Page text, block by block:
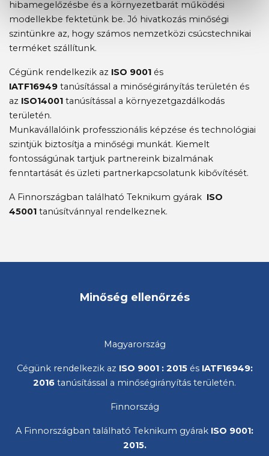
hibamegelőzésbe és a környezetbarát működési
modellekbe fektetünk be. Jó hivatkozás minőségi
szintünkre az, hogy számos nemzetközi csúcstechnikai
terméket szállítunk.
Cégünk rendelkezik az ISO 9001 és
IATF16949 tanúsítással a minőségirányítás területén és
az ISO14001 tanúsítással a környezetgazdálkodás
területén.
Munkavállalóink ​​professzionális képzése és technológiai
szintjük biztosítja a minőségi munkát. Kiemelt
fontosságúnak tartjuk partnereink bizalmának
fenntartását és üzleti partnerkapcsolatunk kibővítését.
A Finnországban található Teknikum gyárak ISO
45001 tanúsítvánnyal rendelkeznek.
Minőség ellenőrzés
Magyarország
Cégünk rendelkezik az ISO 9001: 2015ésIATF16949:
2016 tanúsítással a minőségirányítás területén.
Finnország
A Finnországban található Teknikum gyárak ISO 9001:
2015.